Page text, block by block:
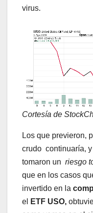
virus.
Cortesía de
Los que previeron,
crudo continuaría,
tomaron un riesgo
que en los casos
invertido en la
el
ETF USO,